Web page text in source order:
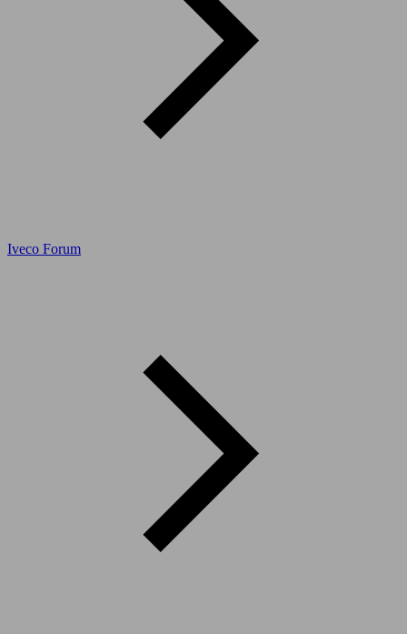
Iveco Forum